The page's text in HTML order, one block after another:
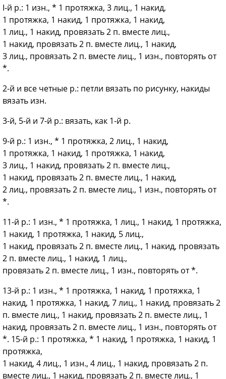
I-й р.: 1 изн., * 1 протяжка, 3 лиц., 1 накид,
1 протяжка, 1 накид, 1 протяжка, 1 накид,
1 лиц., 1 накид, провязать 2 п. вместе лиц.,
1 накид, провязать 2 п. вместе лиц., 1 накид,
3 лиц., провязать 2 п. вместе лиц., 1 изн., повторять от
*.
2-й и все четные р.: петли вязать по рисунку, накиды
вязать изн.
3-й, 5-й и 7-й р.: вязать, как 1-й р.
9-й р.: 1 изн., * 1 протяжка, 2 лиц., 1 накид,
1 протяжка, 1 накид, 1 протяжка, 1 накид,
3 лиц., 1 накид, провязать 2 п. вместе лиц.,
1 накид, провязать 2 п. вместе лиц., 1 накид,
2 лиц., провязать 2 п. вместе лиц., 1 изн., повторять от
*.
11-й р.: 1 изн., * 1 протяжка, 1 лиц., 1 накид, 1 протяжка,
1 накид, 1 протяжка, 1 накид, 5 лиц.,
1 накид, провязать 2 п. вместе лиц., 1 накид, провязать
2 п. вместе лиц., 1 накид, 1 лиц.,
провязать 2 п. вместе лиц., 1 изн., повторять от *.
13-й р.: 1 изн., * 1 протяжка, 1 накид, 1 протяжка, 1
накид, 1 протяжка, 1 накид, 7 лиц., 1 накид, провязать 2
п. вместе лиц., 1 накид, провязать 2 п. вместе лиц., 1
накид, провязать 2 п. вместе лиц., 1 изн., повторять от
*. 15-й р.: 1 протяжка, * 1 накид, 1 протяжка, 1 накид, 1
протяжка,
1 накид, 4 лиц., 1 изн., 4 лиц., 1 накид, провязать 2 п.
вместе лиц., 1 накид, провязать 2 п. вместе лиц., 1